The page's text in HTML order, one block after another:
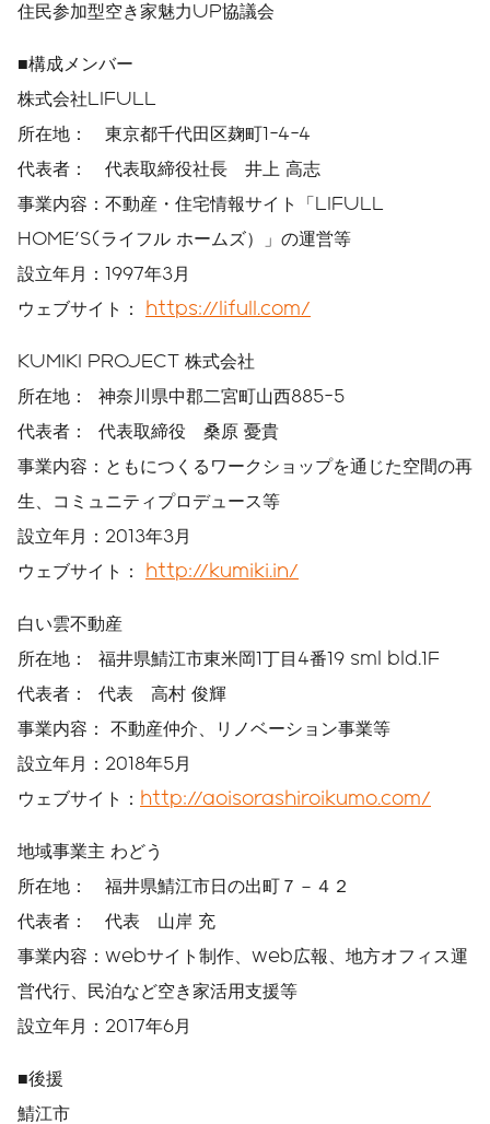
住民参加型空き家魅力UP協議会
■構成メンバー
株式会社LIFULL
所在地： 東京都千代田区麹町1-4-4
代表者： 代表取締役社長 井上 高志
事業内容：不動産・住宅情報サイト「LIFULL
HOME'S(ライフル ホームズ）」の運営等
設立年月：1997年3月
ウェブサイト： https://lifull.com/
KUMIKI PROJECT 株式会社
所在地： 神奈川県中郡二宮町山西885-5
代表者： 代表取締役 桑原 憂貴
事業内容：ともにつくるワークショップを通じた空間の再
生、コミュニティプロデュース等
設立年月：2013年3月
ウェブサイト： http://kumiki.in/
白い雲不動産
所在地： 福井県鯖江市東米岡1丁目4番19 sml bld.1F
代表者： 代表 高村 俊輝
事業内容： 不動産仲介、リノベーション事業等
設立年月：2018年5月
ウェブサイト： http://aoisorashiroikumo.com/
地域事業主 わどう
所在地： 福井県鯖江市日の出町７－４２
代表者： 代表 山岸 充
事業内容：webサイト制作、web広報、地方オフィス運
営代行、民泊など空き家活用支援等
設立年月：2017年6月
■後援
鯖江市